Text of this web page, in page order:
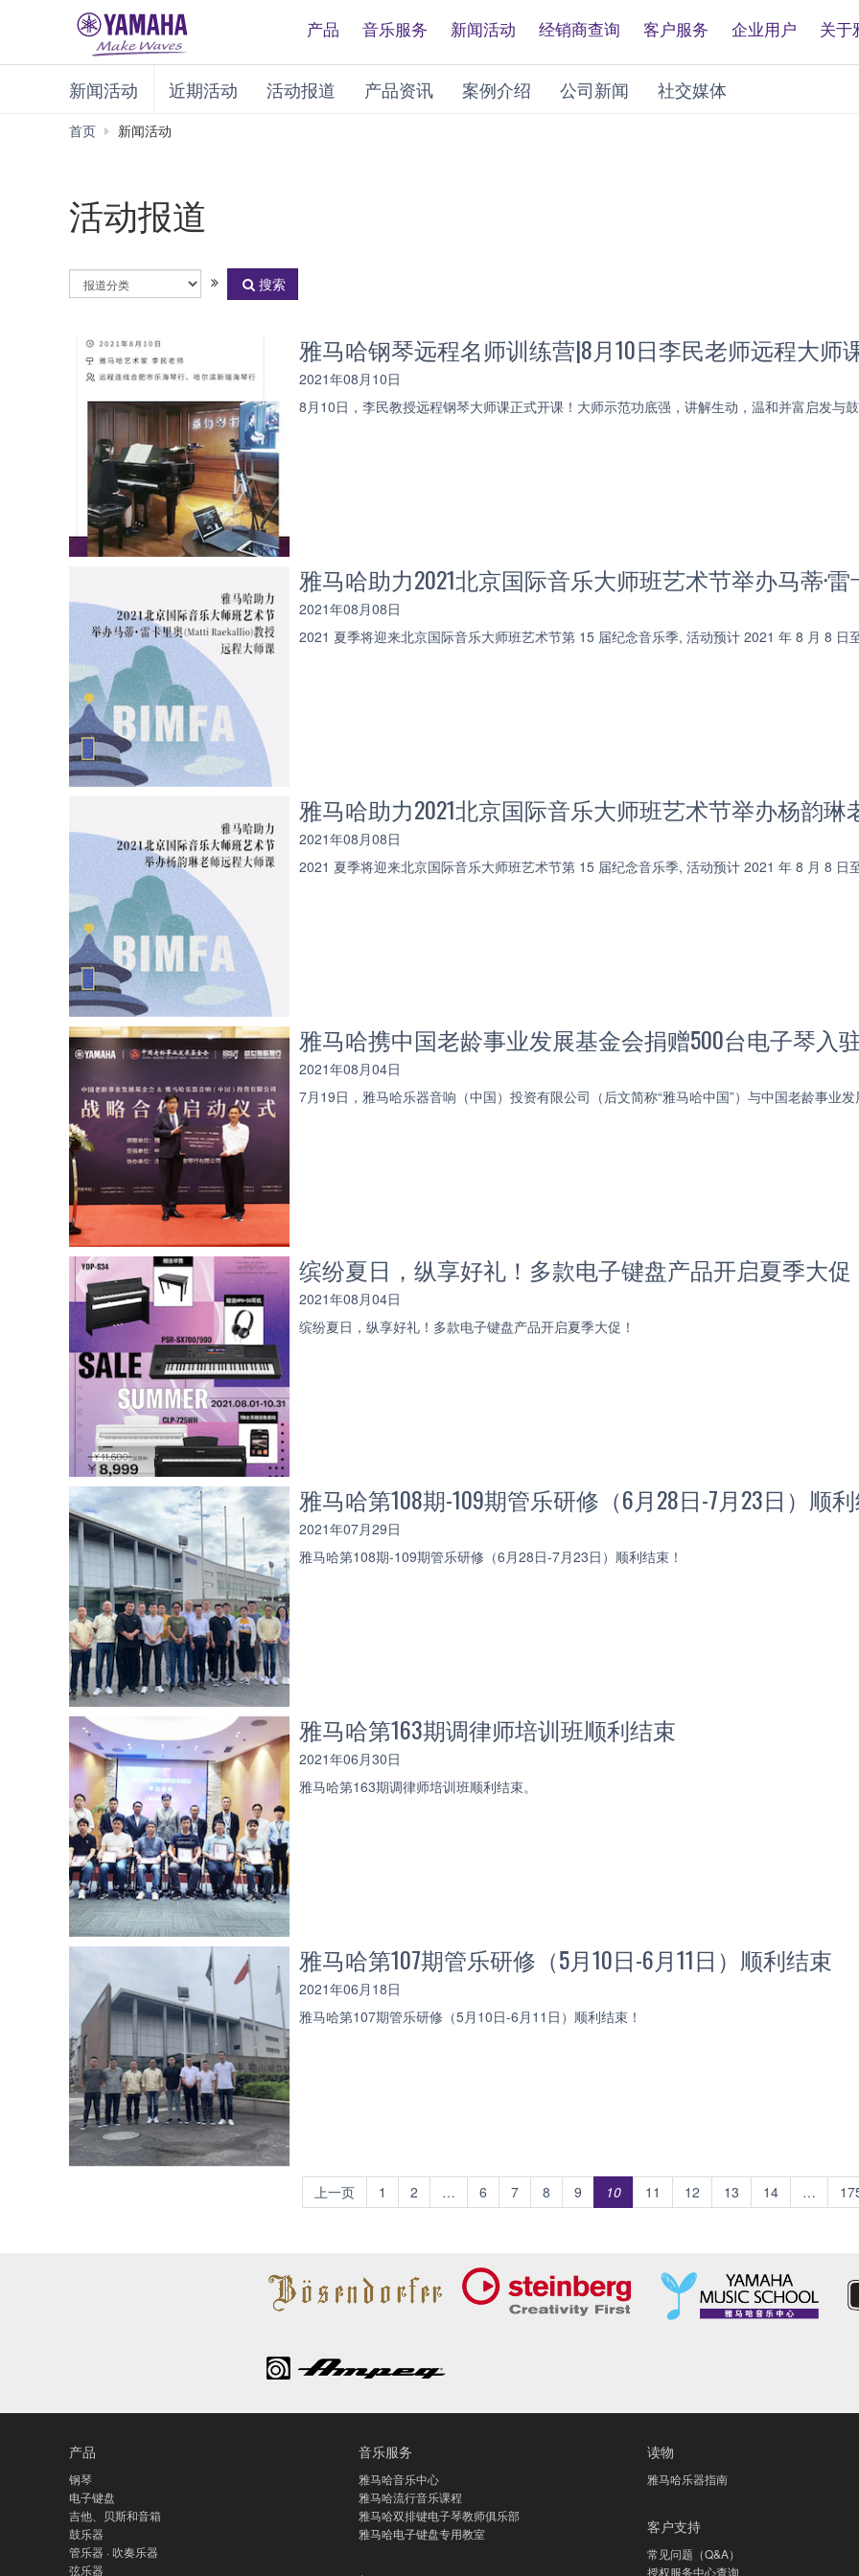
产品 音乐服务 新闻活动 经销商查询 客户服务 企业用户 关于
新闻活动 近期活动 活动报道 产品资讯 案例介绍 公司新闻 社交媒体
首页 新闻活动
活动报道
动
搜索
雅马哈钢琴远程名师训练营|8月10日李民老师远程大师
2021年08月10日
8月10日，李民教授远程钢琴大师课正式开课！大师示范功底强，讲解生动，温和并富启发与
雅马哈助力2021北京国际音乐大师班艺术节举办马蒂·
2021年08月08日
2021 夏季将迎来北京国际音乐大师班艺术节第 15 届纪念音乐季, 活动预计 2021 年 8 月 8 日
雅马哈助力2021北京国际音乐大师班艺术节举办杨韵
2021年08月08日
2021 夏季将迎来北京国际音乐大师班艺术节第 15 届纪念音乐季, 活动预计 2021 年 8 月 8 日
雅马哈携中国老龄事业发展基金会捐赠500台电子琴入
2021年08月04日
7月19日，雅马哈乐器音响（中国）投资有限公司（后文简称“雅马哈中国”）与中国老龄事业
缤纷夏日，纵享好礼！多款电子键盘产品开启夏季大促
2021年08月04日
缤纷夏日，纵享好礼！多款电子键盘产品开启夏季大促！
雅马哈第108期-109期管乐研修（6月28日-7月23日）顺
2021年07月29日
雅马哈第108期-109期管乐研修（6月28日-7月23日）顺利结束！
雅马哈第163期调律师培训班顺利结束
2021年06月30日
雅马哈第163期调律师培训班顺利结束。
雅马哈第107期管乐研修（5月10日-6月11日）顺利结束
2021年06月18日
雅马哈第107期管乐研修（5月10日-6月11日）顺利结束！
上一页 1 2 … 6 7 8 9 10 11 12 13 14 …
产品
钢琴
电子键盘
吉他、贝斯和音箱
鼓乐器
管乐器 · 吹奏乐器
弦乐器
音乐服务
雅马哈音乐中心
雅马哈流行音乐课程
雅马哈双排键电子琴教师俱乐部
雅马哈电子键盘专用教室
读物
雅马哈乐器指南
客户支持
常见问题（Q&A）
授权服务中心查询